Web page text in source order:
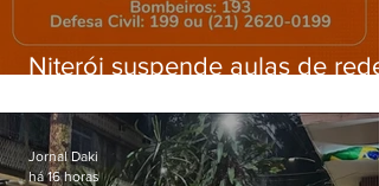
Niterói suspende aulas de rede
ventos fortes nesta sexta (7)
Jornal Daki
há 16 horas